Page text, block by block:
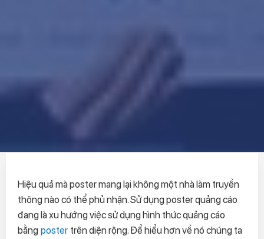
Hiệu quả mà poster mang lại không một nhà làm truyền
thông nào có thể phủ nhận. Sử dụng poster quảng cáo
đang là xu hướng việc sử dụng hình thức quảng cáo
bằng poster trên diện rộng. Để hiểu hơn về nó chúng ta